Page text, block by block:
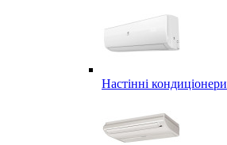
Настінні кондиціонери